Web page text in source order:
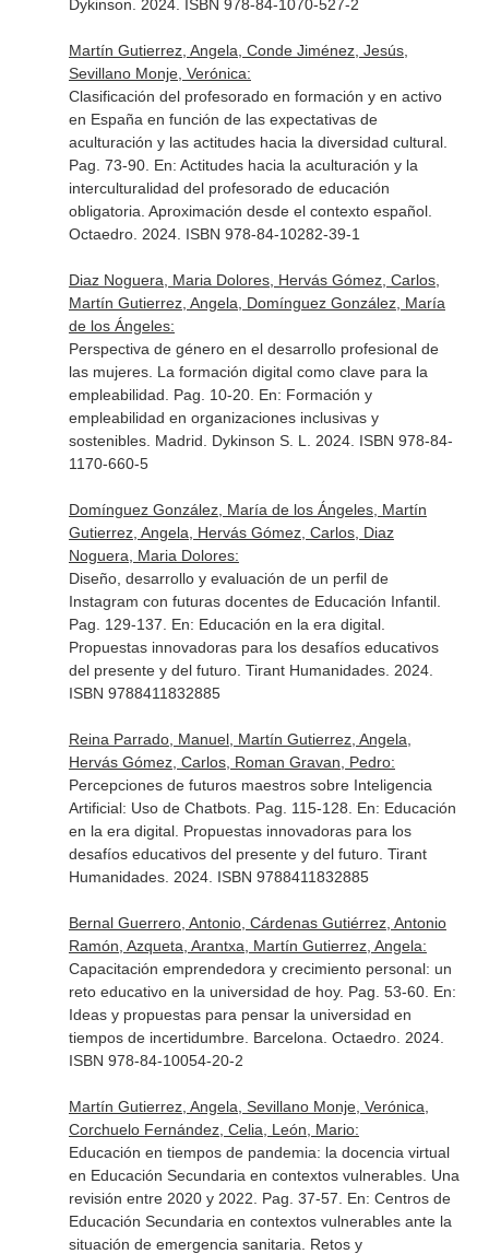
Dykinson. 2024. ISBN 978-84-1070-527-2
Martín Gutierrez, Angela, Conde Jiménez, Jesús,
Sevillano Monje, Verónica:
Clasificación del profesorado en formación y en activo
en España en función de las expectativas de
aculturación y las actitudes hacia la diversidad cultural.
Pag. 73-90. En: Actitudes hacia la aculturación y la
interculturalidad del profesorado de educación
obligatoria. Aproximación desde el contexto español.
Octaedro. 2024. ISBN 978-84-10282-39-1
Diaz Noguera, Maria Dolores, Hervás Gómez, Carlos,
Martín Gutierrez, Angela, Domínguez González, María
de los Ángeles:
Perspectiva de género en el desarrollo profesional de
las mujeres. La formación digital como clave para la
empleabilidad. Pag. 10-20. En: Formación y
empleabilidad en organizaciones inclusivas y
sostenibles. Madrid. Dykinson S. L. 2024. ISBN 978-84-
1170-660-5
Domínguez González, María de los Ángeles, Martín
Gutierrez, Angela, Hervás Gómez, Carlos, Diaz
Noguera, Maria Dolores:
Diseño, desarrollo y evaluación de un perfil de
Instagram con futuras docentes de Educación Infantil.
Pag. 129-137. En: Educación en la era digital.
Propuestas innovadoras para los desafíos educativos
del presente y del futuro. Tirant Humanidades. 2024.
ISBN 9788411832885
Reina Parrado, Manuel, Martín Gutierrez, Angela,
Hervás Gómez, Carlos, Roman Gravan, Pedro:
Percepciones de futuros maestros sobre Inteligencia
Artificial: Uso de Chatbots. Pag. 115-128. En: Educación
en la era digital. Propuestas innovadoras para los
desafíos educativos del presente y del futuro. Tirant
Humanidades. 2024. ISBN 9788411832885
Bernal Guerrero, Antonio, Cárdenas Gutiérrez, Antonio
Ramón, Azqueta, Arantxa, Martín Gutierrez, Angela:
Capacitación emprendedora y crecimiento personal: un
reto educativo en la universidad de hoy. Pag. 53-60. En:
Ideas y propuestas para pensar la universidad en
tiempos de incertidumbre. Barcelona. Octaedro. 2024.
ISBN 978-84-10054-20-2
Martín Gutierrez, Angela, Sevillano Monje, Verónica,
Corchuelo Fernández, Celia, León, Mario:
Educación en tiempos de pandemia: la docencia virtual
en Educación Secundaria en contextos vulnerables. Una
revisión entre 2020 y 2022. Pag. 37-57. En: Centros de
Educación Secundaria en contextos vulnerables ante la
situación de emergencia sanitaria. Retos y